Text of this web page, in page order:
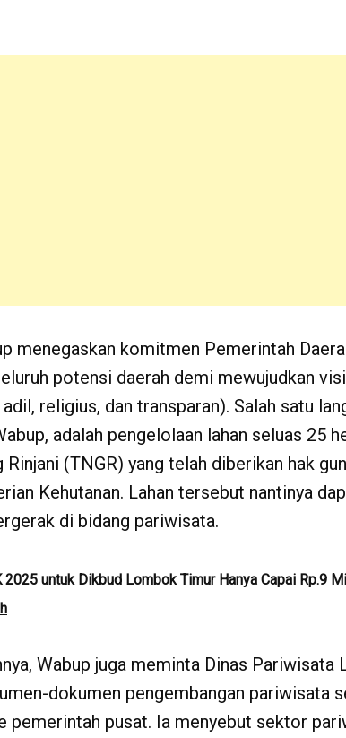
menegaskan komitmen Pemerintah
potensi daerah demi mewujudkan
religius, dan transparan). Salah satu
adalah pengelolaan lahan seluas 25
Rinjani (TNGR) yang telah diberikan hak
Kehutanan. Lahan tersebut nantinya
di bidang pariwisata.
2025 untuk Dikbud Lombok Timur Hanya Capai Rp.9
Wabup juga meminta Dinas
dokumen pengembangan pariwisata
pemerintah pusat. Ia menyebut sektor